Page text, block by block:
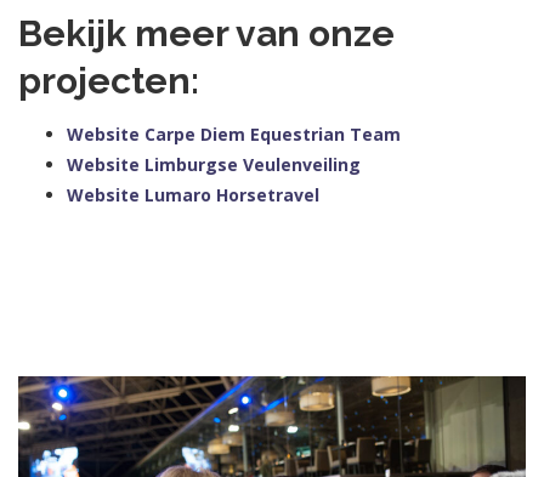
Bekijk meer van onze
projecten:
Website Carpe Diem Equestrian Team
Website Limburgse Veulenveiling
Website Lumaro Horsetravel